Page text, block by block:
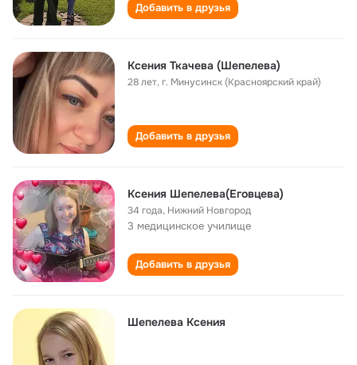
Добавить в друзья
Ксения Ткачева (Шепелева)
28 лет,г. Минусинск (Красноярский край)
Добавить в друзья
Ксения Шепелева(Еговцева)
34 года, Нижний Новгород
3 медицинское училище
Добавить в друзья
Шепелева Ксения